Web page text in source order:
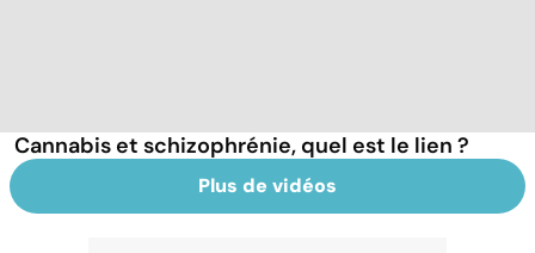
Cannabis et schizophrénie, quel est le lien ?
Plus de vidéos